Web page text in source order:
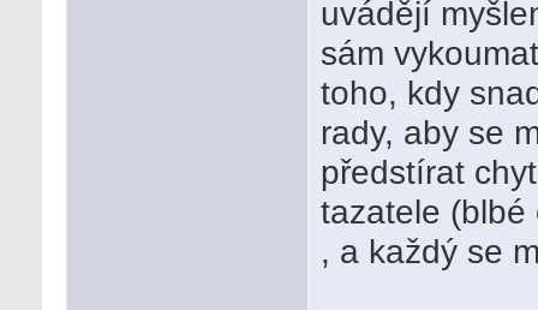
uvádějí
sám
toho, kdy
rady, aby se
předstírat
tazatele
, a každý se